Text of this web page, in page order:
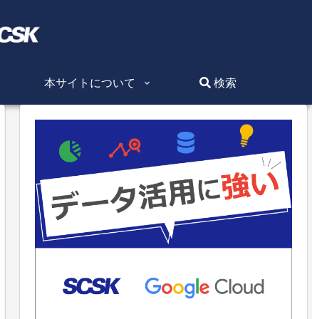
本サイトについて 検索